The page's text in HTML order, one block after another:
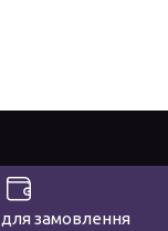
для замовлення